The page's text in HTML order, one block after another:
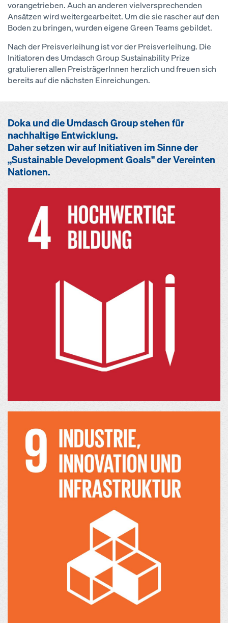
vorangetrieben. Auch an anderen vielversprechenden
Ansätzen wird weitergearbeitet. Um die sie rascher auf den
Boden zu bringen, wurden eigene Green Teams gebildet.
Nach der Preisverleihung ist vor der Preisverleihung. Die
Initiatoren des Umdasch Group Sustainability Prize
gratulieren allen PreisträgerInnen herzlich und freuen sich
bereits auf die nächsten Einreichungen.
Doka und die Umdasch Group stehen für
nachhaltige Entwicklung.
Daher setzen wir auf Initiativen im Sinne der
„Sustainable Development Goals" der Vereinten
Nationen.